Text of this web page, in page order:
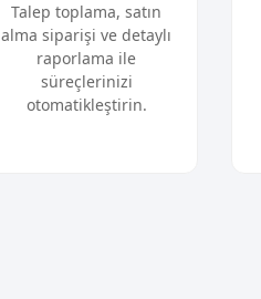
Talep toplama, satın
alma siparişi ve detaylı
raporlama ile
süreçlerinizi
otomatikleştirin.